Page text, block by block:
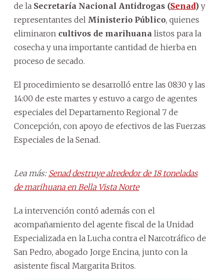
de la Secretaría Nacional Antidrogas (Senad) y
representantes del Ministerio Público, quienes
eliminaron cultivos de marihuana listos para la
cosecha y una importante cantidad de hierba en
proceso de secado.
El procedimiento se desarrolló entre las 08:30 y las
14:00 de este martes y estuvo a cargo de agentes
especiales del Departamento Regional 7 de
Concepción, con apoyo de efectivos de las Fuerzas
Especiales de la Senad.
Lea más: Senad destruye alrededor de 18 toneladas
de marihuana en Bella Vista Norte
La intervención contó además con el
acompañamiento del agente fiscal de la Unidad
Especializada en la Lucha contra el Narcotráfico de
San Pedro, abogado Jorge Encina, junto con la
asistente fiscal Margarita Britos.